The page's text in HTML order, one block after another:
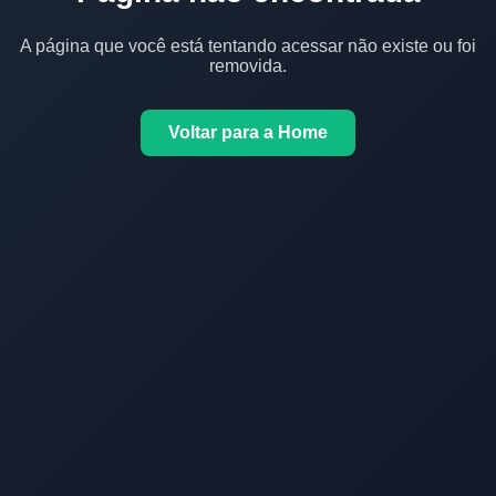
A página que você está tentando acessar não existe ou foi
removida.
Voltar para a Home